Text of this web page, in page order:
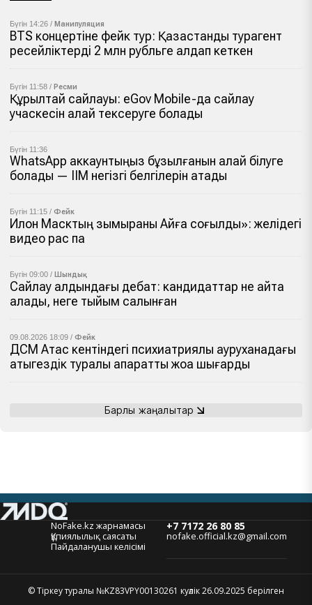
Бүгін 14:26 / Манипуляция
BTS концертіне фейк тур: Қазақстандық турагент
ресейліктерді 2 млн рубльге алдап кеткен
Бүгін 11:58 / Ресми
Құрылтай сайлауы: eGov Mobile-да сайлау
учаскесін қалай тексеруге болады
Бүгін 11:36
WhatsApp аккаунтыңыз бұзылғанын қалай білуге
болады — ІІМ негізгі белгілерін атады
Бүгін 11:15 / Фейк
Илон Масктың зымыраны Айға соғылды»: желідегі
видео рас па
Бүгін 09:00 / Шындық
Сайлау алдындағы дебат: кандидаттар не айта
алады, неге тыйым салынған
09.08.2026 18:09 / Фейк
ДСМ Ақтас кентіндегі психиатриялық ауруханадағы
қатыгездік туралы ақпаратты жоққа шығарды
Барлық жаңалықтар
+7 7172 26 80 85
nofake.official.kz@gmail.com
NoFake.kz жарнамасы
Құпиялылық саясаты
Пайдаланушы келісімі
© Тіркеу туралы №KZ83VPY00130261 куәлік 26.09.2025 берілген